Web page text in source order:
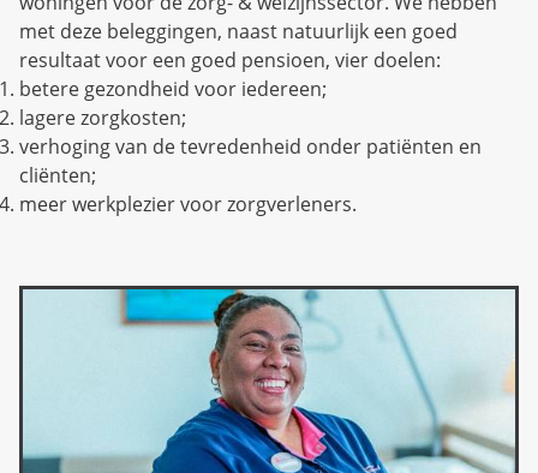
met deze beleggingen, naast natuurlijk een goed
resultaat voor een goed pensioen, vier doelen:
betere gezondheid voor iedereen;
lagere zorgkosten;
verhoging van de tevredenheid onder patiënten en
cliënten;
meer werkplezier voor zorgverleners.